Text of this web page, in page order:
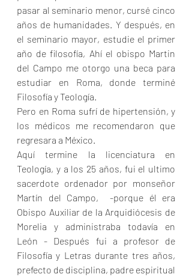
pasar al seminario menor, cursé cinco
años de humanidades. Y después, en
el seminario mayor, estudie el primer
año de filosofía, Ahí el obispo Martin
del Campo me otorgo una beca para
estudiar en Roma, donde terminé
Filosofía y Teología.
Pero en Roma sufrí de hipertensión, y
los médicos me recomendaron que
regresara a México.
Aquí termine la licenciatura en
Teología, y a los 25 años, fui el ultimo
sacerdote ordenador por monseñor
Martín del Campo,  -porque él era
Obispo Auxiliar de la Arquidiócesis de
Morelia y administraba todavía en
León - Después fui a profesor de
Filosofía y Letras durante tres años,
prefecto de disciplina, padre espiritual